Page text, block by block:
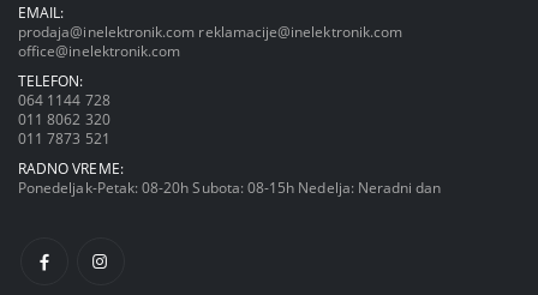
EMAIL:
prodaja@inelektronik.com reklamacije@inelektronik.com
office@inelektronik.com
TELEFON:
064 1144 728
011 8062 320
011 7873 521
RADNO VREME:
Ponedeljak-Petak: 08-20h Subota: 08-15h Nedelja: Neradni dan